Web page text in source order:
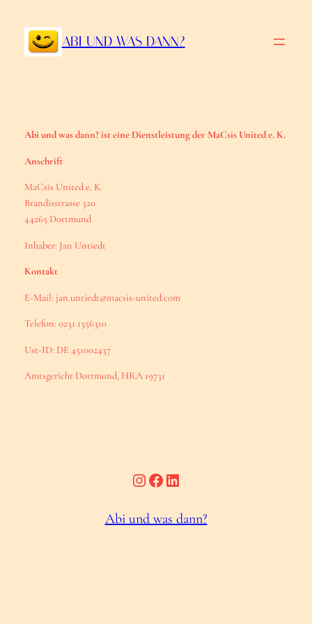
Inhalt
springen
ABI UND WAS DANN?
Abi und was dann? ist eine Dienstleistung der MaCsis United e. K.
Anschrift
MaCsis United e. K.
Brandisstrasse 320
44265 Dortmund
Inhaber: Jan Untiedt
Kontakt
E-Mail: jan.untiedt@macsis-united.com
Telefon: 0231 1356310
Ust-ID: DE 451002437
Amtsgericht Dortmund, HRA 19731
Instagram
Facebook
LinkedIn
Abi und was dann?